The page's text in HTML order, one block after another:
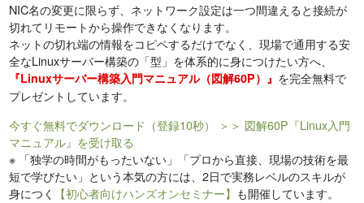
NIC名の変更に限らず、ネットワーク設定は一つ間違えると接続が
切れてリモートから操作できなくなります。
ネットの切れ端の情報をコピペするだけでなく、現場で通用する安
全なLinuxサーバー構築の「型」を体系的に身につけたい方へ、
『Linuxサーバー構築入門マニュアル（図解60P）』 を完全無料で
プレゼントしています。
今すぐ無料でダウンロード（登録10秒）
＞＞ 図解60P『Linux入門
マニュアル』を受け取る
※ 「独学の時間がもったいない」「プロから直接、現場の技術を最
短で学びたい」という本気の方には、2日で実務レベルのスキルが
身につく
【初心者向けハンズオンセミナー】 も開催しています。